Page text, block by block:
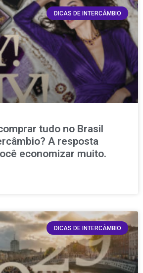
DICAS DE INTERCÂMBIO
tudo no Brasil
A resposta
economizar muito.
DICAS DE INTERCÂMBIO